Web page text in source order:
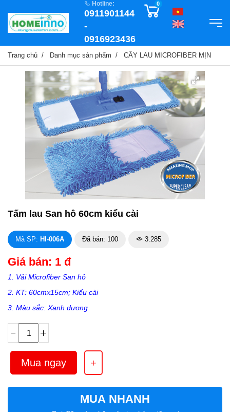
Hotline:
0911901144
-
0916923436
0
Trang chủ Danh mục sản phẩm CÂY LAU MICROFIBER MỊN
Tấm lau San hô 60cm kiểu cài
Mã SP: HI-006A Đã bán: 100 3.285
Giá bán: 1 đ
1. Vải Microfiber San hô
2. KT: 60cmx15cm; Kiểu cài
3. Màu sắc: Xanh dương
MUA NHANH